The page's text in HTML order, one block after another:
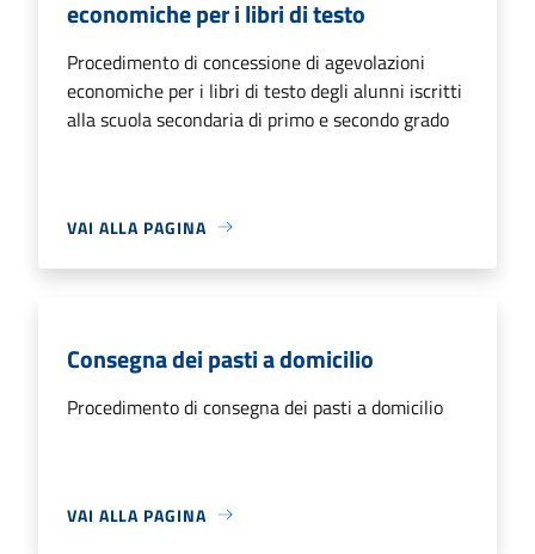
economiche per i libri di testo
Procedimento di concessione di agevolazioni
economiche per i libri di testo degli alunni iscritti
alla scuola secondaria di primo e secondo grado
VAI ALLA PAGINA
Consegna dei pasti a domicilio
Procedimento di consegna dei pasti a domicilio
VAI ALLA PAGINA